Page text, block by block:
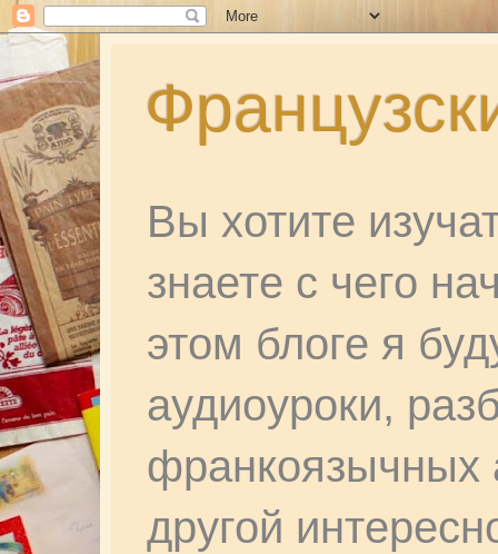
Вы хотите
знаете с чего
этом блоге я
аудиоуроки,
франкоязычных
другой